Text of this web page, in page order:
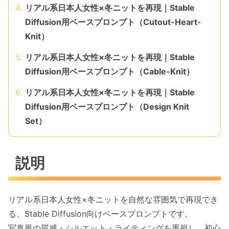
リアル系日本人女性×冬ニットを再現｜Stable
Diffusion用ベースプロンプト（Cutout-Heart-
Knit）
リアル系日本人女性×冬ニットを再現｜Stable
Diffusion用ベースプロンプト（Cable-Knit）
リアル系日本人女性×冬ニットを再現｜Stable
Diffusion用ベースプロンプト（Design Knit
Set）
説明
リアル系日本人女性×冬ニットを自然な雰囲気で再現でき
る、Stable Diffusion向けベースプロンプトです。